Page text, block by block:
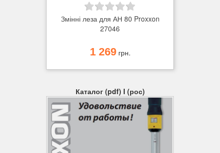
Змінні леза для АН 80 Proxxon
27046
1 269грн.
Каталог (pdf) I (рос)